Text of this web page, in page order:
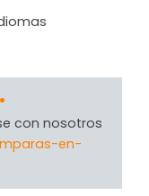
con nosotros
en-